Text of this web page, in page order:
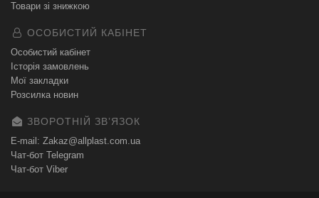
Товари зі знижкою
ОСОБИСТИЙ КАБІНЕТ
Особистий кабінет
Історія замовлень
Мої закладки
Розсилка новин
ЗВОРОТНІЙ ЗВʼЯЗОК
E-mail: Zakaz@allplast.com.ua
Чат-бот Telegram
Чат-бот Viber